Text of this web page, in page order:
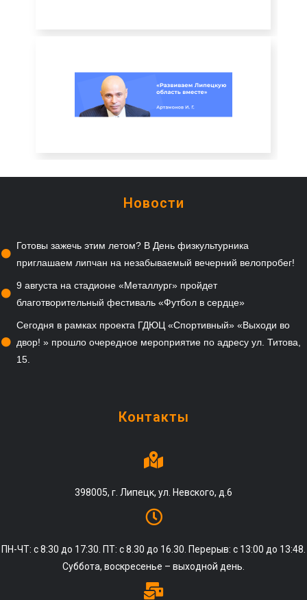
Новости
Готовы зажечь этим летом? В День физкультурника
приглашаем липчан на незабываемый вечерний велопробег!
9 августа на стадионе «Металлург» пройдет
благотворительный фестиваль «Футбол в сердце»
Сегодня в рамках проекта ГДЮЦ «Спортивный» «Выходи во
двор! » прошло очередное мероприятие по адресу ул. Титова,
15.
Контакты
398005, г. Липецк, ул. Невского, д.6
ПН-ЧТ: с 8:30 до 17:30. ПТ: с 8.30 до 16.30. Перерыв: с 13:00 до 13:48.
Суббота, воскресенье – выходной день.